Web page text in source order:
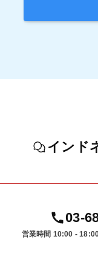
インド
03-
営業時間 10:00 -